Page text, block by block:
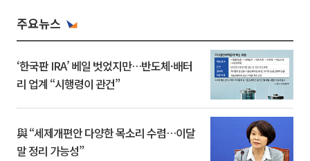
주요뉴스
‘한국판 IRA’ 베일 벗었지만…반도체·배터
리 업계 “시행령이 관건”
與 “세제개편안 다양한 목소리 수렴…이달
말 정리 가능성”